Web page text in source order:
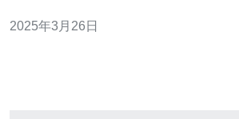
提供优质的网络体验。 新加坡是亚洲地区的重要网络枢
2025年3月26日